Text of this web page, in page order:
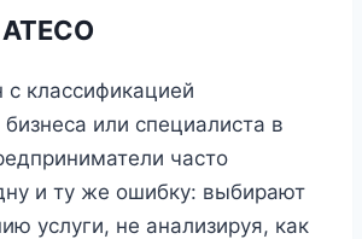
с классификацией
или специалиста в
часто
и ту же ошибку: выбирают
услуги, не анализируя, как